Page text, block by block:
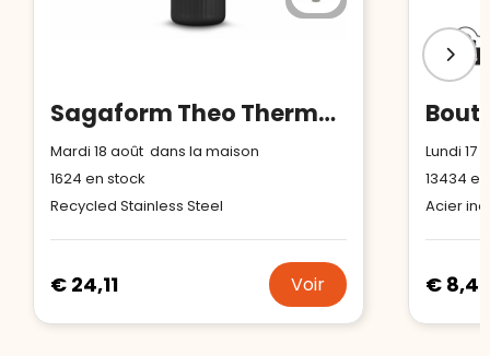
Sagaform Theo Thermal Flask (recyclé) 1 L
Mardi 18 août dans la maison
1624 en stock
Recycled Stainless Steel
€ 24,11 Voir
Lundi 17
13434
Acier
€ 8,49